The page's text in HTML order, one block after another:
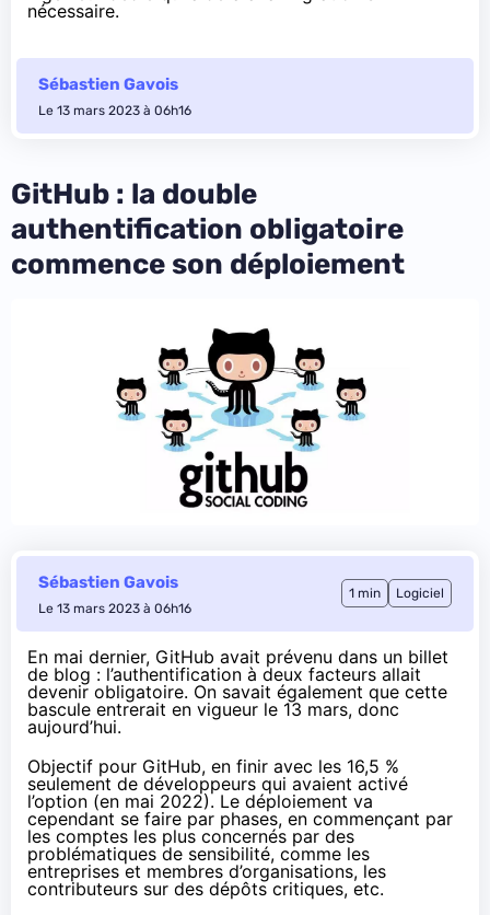
nécessaire.
Sébastien Gavois
Le 13 mars 2023 à 06h16
GitHub : la double
authentification obligatoire
commence son déploiement
Sébastien Gavois
Le 13 mars 2023 à 06h16
1 min Logiciel
En mai dernier, GitHub avait prévenu dans un billet
de blog : l’authentification à deux facteurs allait
devenir obligatoire. On savait également que cette
bascule entrerait en vigueur le 13 mars, donc
aujourd’hui.
Objectif pour GitHub, en finir avec les 16,5 %
seulement de développeurs qui avaient activé
l’option (en mai 2022). Le déploiement va
cependant se faire par phases, en commençant par
les comptes les plus concernés par des
problématiques de sensibilité, comme les
entreprises et membres d’organisations, les
contributeurs sur des dépôts critiques, etc.